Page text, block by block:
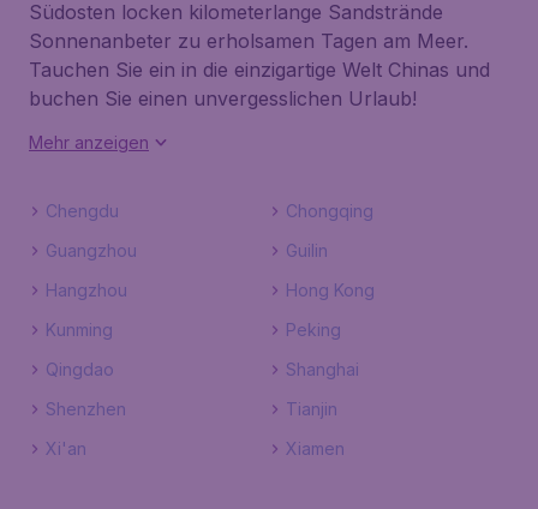
Südosten locken kilometerlange Sandstrände
Sonnenanbeter zu erholsamen Tagen am Meer.
Tauchen Sie ein in die einzigartige Welt Chinas und
buchen Sie einen unvergesslichen Urlaub!
Mehr anzeigen
Chengdu
Chongqing
Guangzhou
Guilin
Hangzhou
Hong Kong
Kunming
Peking
Qingdao
Shanghai
Shenzhen
Tianjin
Xi'an
Xiamen